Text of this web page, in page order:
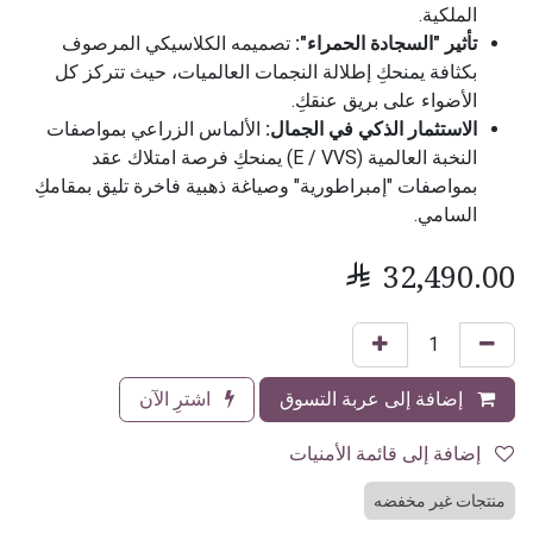
الملكية.
تأثير "السجادة الحمراء": تصميمه الكلاسيكي المرصوف
بكثافة يمنحكِ إطلالة النجمات العالميات، حيث تتركز كل
الأضواء على بريق عنقكِ.
الاستثمار الذكي في الجمال: الألماس الزراعي بمواصفات
النخبة العالمية (E / VVS) يمنحكِ فرصة امتلاك عقد
بمواصفات "إمبراطورية" وصياغة ذهبية فاخرة تليق بمقامكِ
السامي.
 32,490.00
إضافة إلى عربة التسوق اشترِ الآن
منتجات غير مخفضه